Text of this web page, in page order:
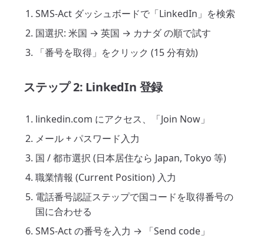
SMS-Act ダッシュボードで「LinkedIn」を検索
国選択: 米国 → 英国 → カナダ の順で試す
「番号を取得」をクリック (15 分有効)
ステップ 2: LinkedIn 登録
linkedin.com にアクセス、「Join Now」
メール + パスワード入力
国 / 都市選択 (日本居住なら Japan, Tokyo 等)
職業情報 (Current Position) 入力
電話番号認証ステップで国コードを取得番号の
国に合わせる
SMS-Act の番号を入力 → 「Send code」